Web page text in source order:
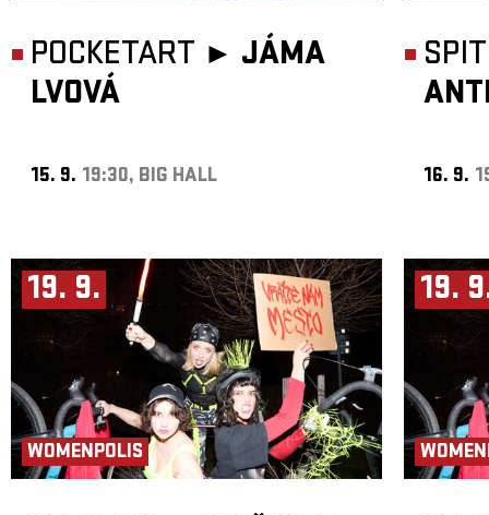
POCKETART ► JÁMA
LVOVÁ
15. 9. 19:30, BIG HALL 16. 9.
19. 9.
WOMENPOLIS
19.